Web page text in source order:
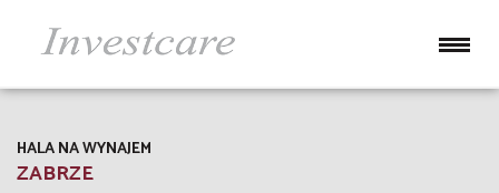
ZABRZE
HALA NA WYNAJEM